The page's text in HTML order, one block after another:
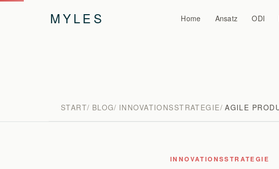
MYLES Home Ansatz ODI
START BLOG INNOVATIONSSTRATEGIE AGILE
INNOVATIONSSTRATEGIE